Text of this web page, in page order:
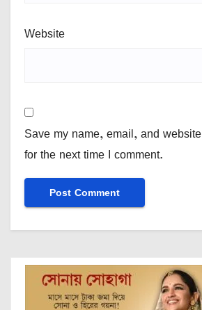
Website
Save my name, email, and
for the next time I comment.